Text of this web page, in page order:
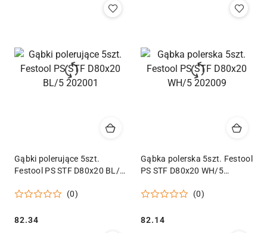
Gąbki polerujące 5szt.
Festool PS STF D80x20 BL/5
(0)
Cena:
82.34
Gąbka polerska 5szt. Festool
PS STF D80x20 WH/5
(0)
Cena:
82.14